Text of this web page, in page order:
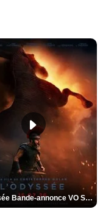
L'Odyssée Bande-annonce VO STFR